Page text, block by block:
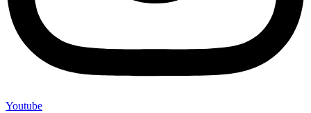
Youtube